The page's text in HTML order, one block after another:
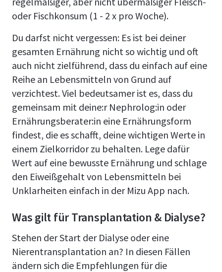
oder Fischkonsum (1 - 2 x pro Woche).
Du darfst nicht vergessen: Es ist bei deiner
gesamten Ernährung nicht so wichtig und oft
auch nicht zielführend, dass du einfach auf eine
Reihe an Lebensmitteln von Grund auf
verzichtest. Viel bedeutsamer ist es, dass du
gemeinsam mit deine:r Nephrolog:in oder
Ernährungsberater:in eine Ernährungsform
findest, die es schafft, deine wichtigen Werte in
einem Zielkorridor zu behalten. Lege dafür
Wert auf eine bewusste Ernährung und schlage
den Eiweißgehalt von Lebensmitteln bei
Unklarheiten einfach in der Mizu App nach.
Was gilt für Transplantation & Dialyse?
Stehen der Start der Dialyse oder eine
Nierentransplantation an? In diesen Fällen
ändern sich die Empfehlungen für die